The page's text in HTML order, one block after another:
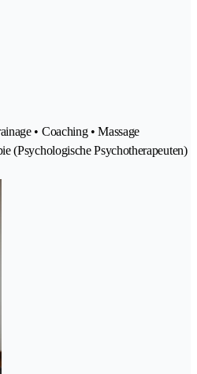
• Coaching • Massage
(Psychologische Psychotherapeuten)